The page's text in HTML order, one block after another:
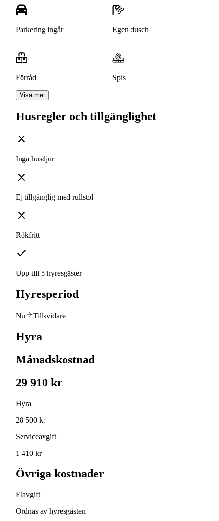
Parkering ingår Egen dusch
Förråd Spis
Visa mer
Husregler och tillgänglighet
Inga husdjur
Ej tillgänglig med rullstol
Rökfritt
Upp till 5 hyresgäster
Hyresperiod
Nu Tillsvidare
Hyra
Månadskostnad
29 910 kr
Hyra
28 500 kr
Serviceavgift
1 410 kr
Övriga kostnader
Elavgift
Ordnas av hyresgästen